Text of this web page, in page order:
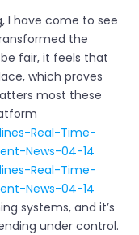
I have come to see
the
fair, it feels that
which proves
most these
Real-Time-
News-04-14
Real-Time-
News-04-14
systems, and it’s
under control.